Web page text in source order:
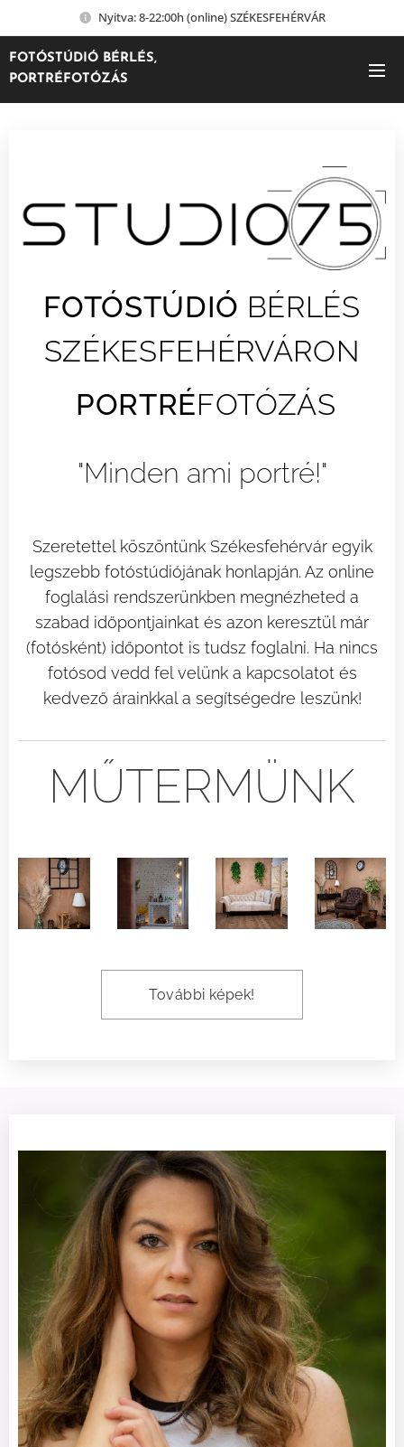
Nyitva: 8-22:00h (online) SZÉKESFEHÉRVÁR
FOTÓSTÚDIÓ BÉRLÉS,
PORTRÉFOTÓZÁS
FOTÓSTÚDIÓ BÉRLÉS
SZÉKESFEHÉRVÁRON
PORTRÉFOTÓZÁS
"Minden ami portré!"
Szeretettel köszöntünk Székesfehérvár egyik
legszebb fotóstúdiójának honlapján. Az online
foglalási rendszerünkben megnézheted a
szabad időpontjainkat és azon keresztül már
(fotósként) időpontot is tudsz foglalni. Ha nincs
fotósod vedd fel velünk a kapcsolatot és
kedvező árainkkal a segítségedre leszünk!
MŰTERMÜNK
További képek!